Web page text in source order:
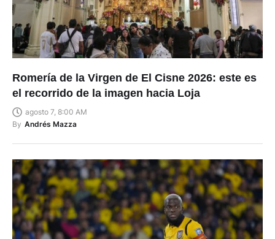
Romería de la Virgen de El Cisne 2026: este es
el recorrido de la imagen hacia Loja
agosto 7, 8:00 AM
By Andrés Mazza